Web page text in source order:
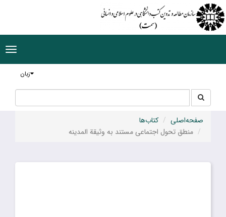
زبان
جستجو
در
سایت
صفحه‌اصلی
کتاب‌ها
منطق تحول اجتماعی مستند به وثیقة المدینه